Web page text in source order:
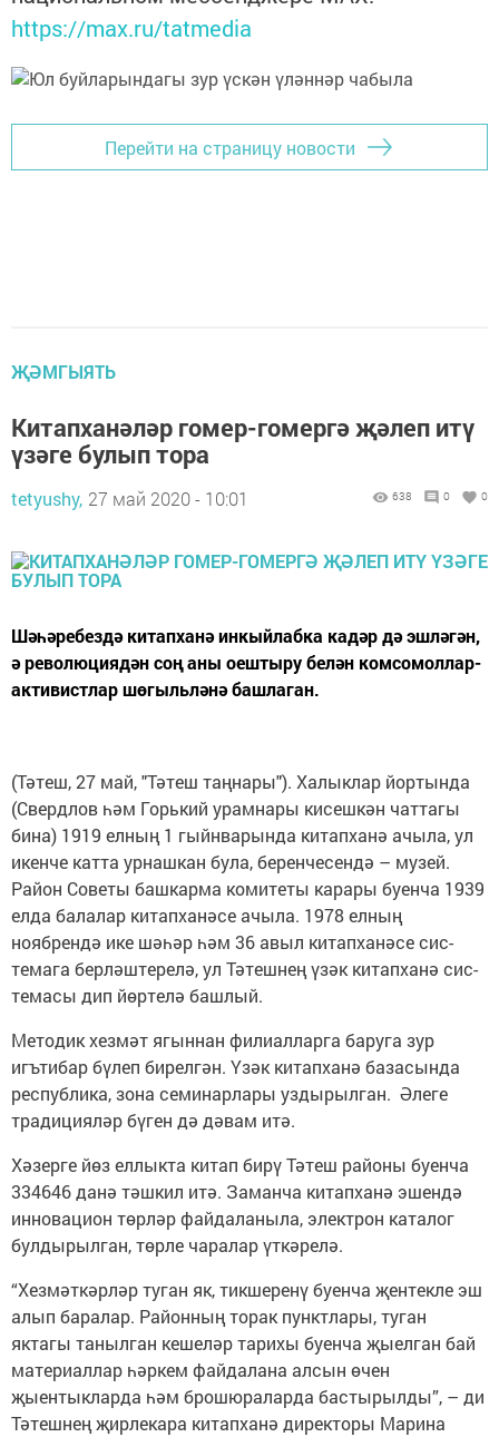
https://max.ru/tatmedia
Перейти на страницу новости
ҖӘМГЫЯТЬ
Китапханәләр гомер-гомергә җәлеп итү
үзәге булып тора
tetyushy, 27 май 2020 - 10:01 638 0 0
Шәһәребездә китапханә инкыйлабка кадәр дә эшләгән,
ә революциядән соң аны оештыру белән комсомоллар-
активистлар шөгыльләнә башлаган.
(Тәтеш, 27 май, "Тәтеш таңнары"). Халыклар ­йортында
(Свердлов һәм Горький урамнары кисешкән чаттагы
бина) 1919 елның 1 гыйнварында китапханә ачыла, ул
икенче катта урнашкан була, беренчесендә – музей.
Район Советы башкарма комитеты карары буенча 1939
елда балалар китапханәсе ачыла. 1978 елның
ноябрендә ике шәһәр һәм 36 авыл китапханәсе сис­
темага берләштерелә, ул Тәтешнең үзәк китапханә сис­
темасы дип йөртелә башлый.
Методик хезмәт ягыннан фи­лиалларга ­баруга зур
игътибар бүлеп бирелгән. Үзәк китапханә базасында
респуб­лика, зона семинарлары уздырылган. Әлеге
традицияләр бүген дә дәвам итә.
Хәзерге йөз еллыкта китап бирү Тәтеш районы буенча
334646 данә тәшкил итә. Заманча китапханә эшендә
инновацион төрләр файдаланыла, электрон каталог
булдырылган, төрле чаралар үткәрелә.
“Хезмәткәрләр туган як, тик­шеренү буенча җентекле эш
алып баралар. Районның торак пунктлары, туган
яктагы танылган кешеләр тарихы буенча җыелган бай
материаллар һәркем файдалана алсын өчен
җыентыкларда һәм бро­шюраларда бастырылды”, – ди
Тәтешнең җирлекара китапханә директоры Марина